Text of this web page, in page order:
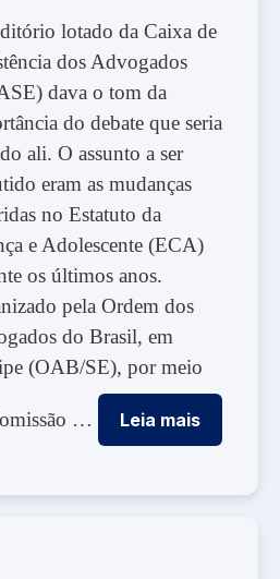
lotado da Caixa de
dos Advogados
dava o tom da
do debate que seria
ali. O assunto a ser
eram as mudanças
no Estatuto da
e Adolescente (ECA)
os últimos anos.
pela Ordem dos
do Brasil, em
(OAB/SE), por meio
… Leia mais